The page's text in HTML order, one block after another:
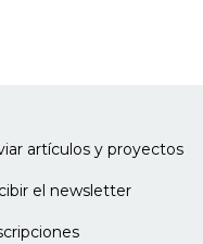
artículos y proyectos
el newsletter